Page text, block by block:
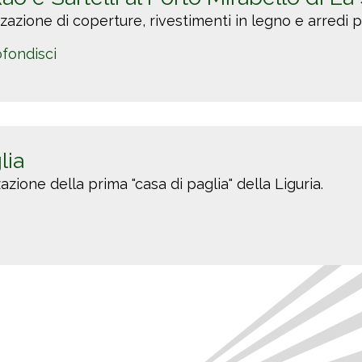
di coperture, rivestimenti in legno e arredi
della prima "casa di paglia" della Liguria.